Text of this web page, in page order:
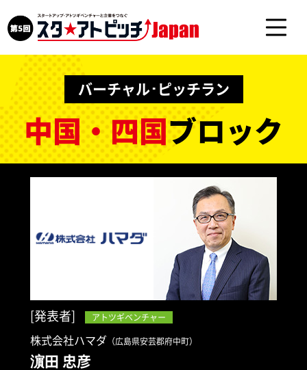
バーチャル･ピッチラン
中国・四国ブロック
[発表者] アトツギベンチャー
株式会社ハマダ （広島県安芸郡府中町）
濵田 忠彦